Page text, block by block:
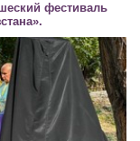
фестиваль